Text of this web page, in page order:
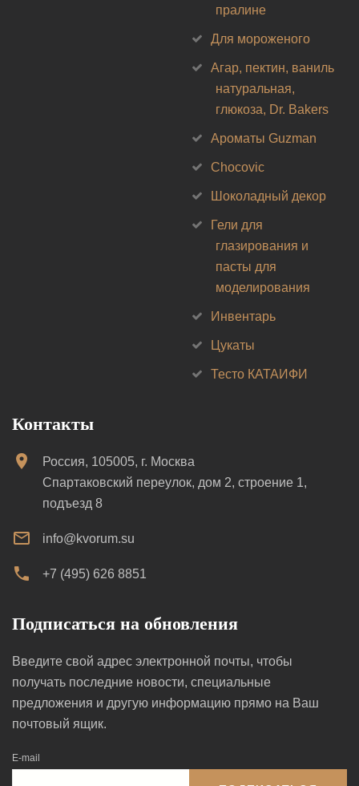
пралине
Для мороженого
Агар, пектин, ваниль
натуральная,
глюкоза, Dr. Bakers
Ароматы Guzman
Chocovic
Шоколадный декор
Гели для
глазирования и
пасты для
моделирования
Инвентарь
Цукаты
Тесто КАТАИФИ
Контакты
Россия, 105005, г. Москва
Спартаковский переулок, дом 2, строение 1,
подъезд 8
info@kvorum.su
+7 (495) 626 8851
Подписаться на обновления
Введите свой адрес электронной почты, чтобы
получать последние новости, специальные
предложения и другую информацию прямо на Ваш
почтовый ящик.
E-mail